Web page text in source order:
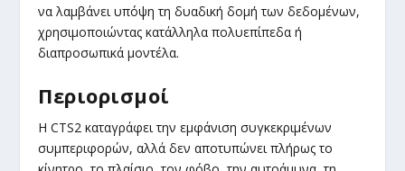
να λαμβάνει υπόψη τη δυαδική δομή των δεδομένων,
χρησιμοποιώντας κατάλληλα πολυεπίπεδα ή
διαπροσωπικά μοντέλα.
Περιορισμοί
Η CTS2 καταγράφει την εμφάνιση συγκεκριμένων
συμπεριφορών, αλλά δεν αποτυπώνει πλήρως το